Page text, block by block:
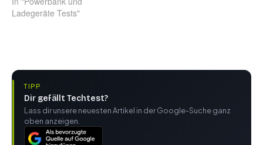
Ladegeräte Tests"
TIPP
Dir gefällt Techtest?
Lass dir unsere neuesten Artikel in der Google-Suche ganz
oben anzeigen.